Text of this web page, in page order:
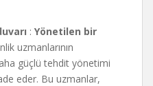
: Yönetilen bir
uzmanlarının
güçlü tehdit yönetimi
eder. Bu uzmanlar,